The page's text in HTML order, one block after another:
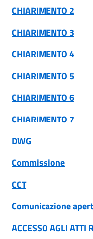
CHIARIMENTO 2
CHIARIMENTO 3
CHIARIMENTO 4
CHIARIMENTO 5
CHIARIMENTO 6
CHIARIMENTO 7
DWG
Commissione
CCT
Comunicazione
ACCESSO AGLI ATTI